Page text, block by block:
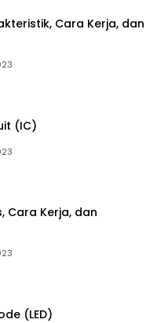
Cara Kerja, dan
(IC)
Cara Kerja, dan
(LED)